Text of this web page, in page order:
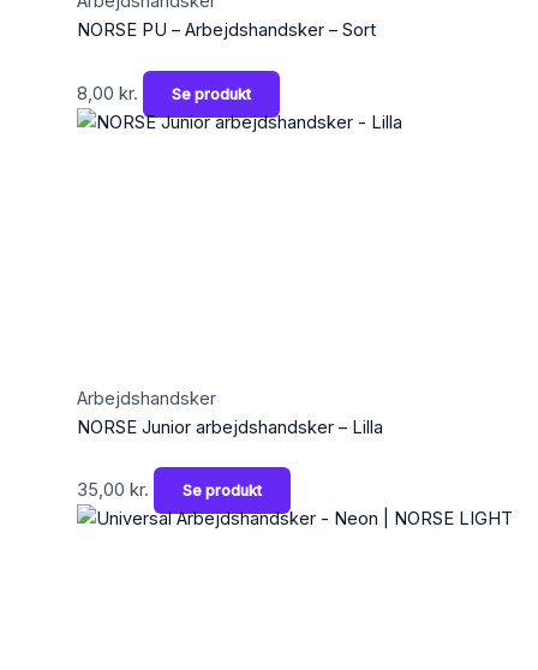
NORSE PU – Arbejdshandsker – Sort
8,00 kr. Se produkt
Arbejdshandsker
NORSE Junior arbejdshandsker – Lilla
35,00 kr. Se produkt